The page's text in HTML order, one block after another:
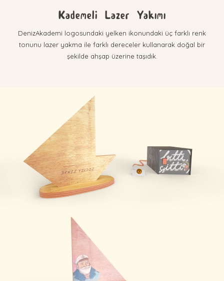
Kademeli Lazer Yakımı
DenizAkademi logosundaki yelken ikonundaki üç farklı renk
tonunu lazer yakma ile farklı dereceler kullanarak doğal bir
şekilde ahşap üzerine taşıdık.